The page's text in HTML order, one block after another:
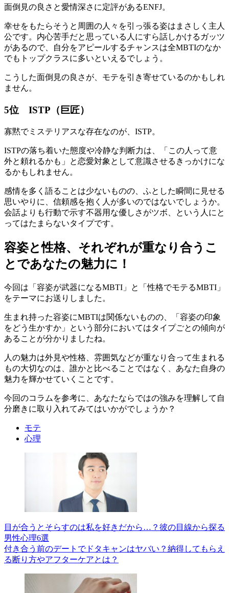
面倒見の良さと愛情深さに定評があるENFJ。
幸せをもたらそうと周囲の人々を引っ張る姿はまさしく主人
公です。内心苦手だと思っている人にすら話しかけるガッツ
があるので、自分をアピールするチャンスは全MBTIのなか
でもトップクラスに多いといえるでしょう。
こうした面倒見の良さが、モテを引き寄せているのかもしれ
ません。
5位 ISTP（巨匠）
寡黙でミステリアスな存在なのが、ISTP。
ISTPの落ち着いた態度や冷静な判断力は、「この人って意
外と頼れるかも」と恋愛対象として意識させるきっかけにな
るかもしれません。
感情を多く語ることは少ないものの、ふとした瞬間に見せる
思いやりに、信頼感を抱く人が多いのではないでしょうか。
会話よりも行動で示す不器用な優しさがツボ、という人にと
ってはたまらないタイプです。
容姿と性格、それぞれが重なり合うこ
とであなたの魅力に！
今回は「容姿が武器になるMBTI」と「性格でモテるMBTI」
をテーマにお送りしました。
生まれ持った容姿にMBTIは関係ないものの、「容姿の印象
をどう生かすか」という部分においてはタイプごとの傾向が
あることが分かりましたね。
人の魅力は外見や性格、雰囲気などが重なり合って生まれる
もの大切なのは、誰かと比べることではなく、あなた自身の
魅力を輝かせていくことです。
今回のコラムを参考に、あなたならではの強みを理解して自
分磨きに取り入れてみてはいかがでしょうか？
モテ
心理
目が合うとそらすのは私を好きだから…？彼の目線から探る
男性心理6選
付き合う前のデートでドタキャンはヤバい？納得してもらえ
る断り方やアフターケアとは？